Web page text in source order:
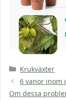
Kategorier
Krukväxter
6 vanor inom
Om dessa